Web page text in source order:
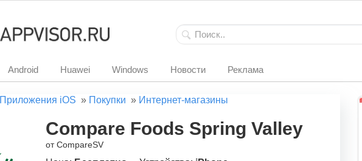
Android Huawei Windows Новости Реклама
Приложения iOS » Покупки » Интернет-магазины
Compare Foods Spring Valley
от CompareSV